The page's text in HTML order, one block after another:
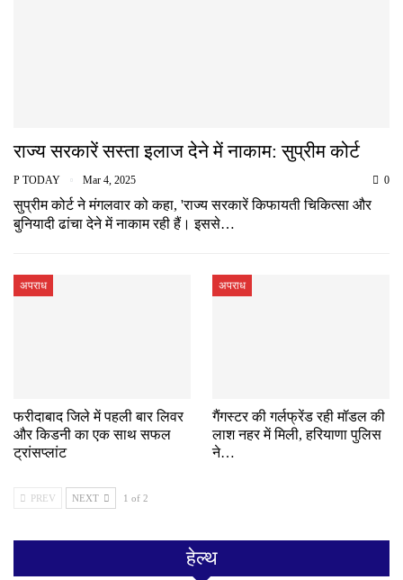
राज्य सरकारें सस्ता इलाज देने में नाकाम: सुप्रीम कोर्ट
P TODAY Mar 4, 2025 0
सुप्रीम कोर्ट ने मंगलवार को कहा, 'राज्य सरकारें किफायती चिकित्सा और
बुनियादी ढांचा देने में नाकाम रही हैं। इससे…
अपराध
फरीदाबाद जिले में पहली बार लिवर
और किडनी का एक साथ सफल
ट्रांसप्लांट
अपराध
गैंगस्टर की गर्लफ्रेंड रही मॉडल की
लाश नहर में मिली, हरियाणा पुलिस
ने…
PREV NEXT 1 of 2
हेल्थ